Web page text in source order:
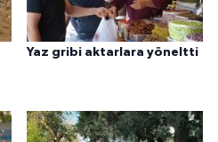
Yaz gribi aktarlara yöneltti